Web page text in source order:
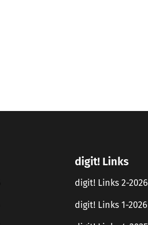
digit! Links
digit! Links 2-2026
digit! Links 1-2026